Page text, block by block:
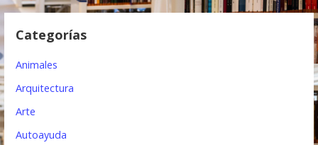
d
n
Categorías
Animales
Arquitectura
Arte
Autoayuda